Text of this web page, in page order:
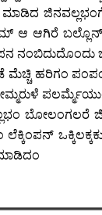
ಬಲ್ಲೊನ್
ಹರಿಗಂ
ಬೋಲಂಗಲರೆ
ಲೆಕ್ಕಿಂಪನ್